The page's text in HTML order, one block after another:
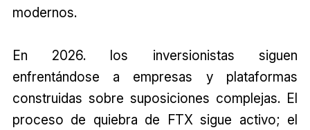
modernos.
En 2026. los inversionistas siguen
enfrentándose a empresas y plataformas
construidas sobre suposiciones complejas. El
proceso de quiebra de FTX sigue activo; el